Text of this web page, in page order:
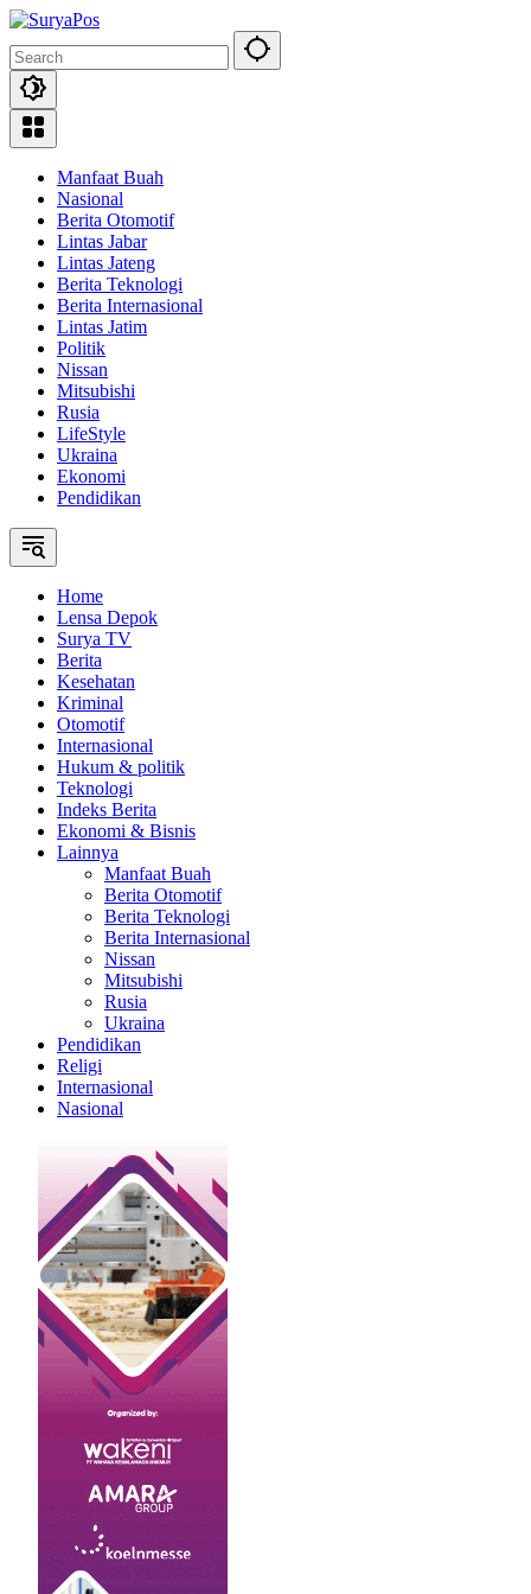
Skip
content
Manfaat Buah
Nasional
Berita Otomotif
Lintas Jabar
Lintas Jateng
Berita Teknologi
Berita Internasional
Lintas Jatim
Politik
Nissan
Mitsubishi
Rusia
LifeStyle
Ukraina
Ekonomi
Pendidikan
Home
Lensa Depok
Surya TV
Berita
Kesehatan
Kriminal
Otomotif
Internasional
Hukum & politik
Teknologi
Indeks Berita
Ekonomi & Bisnis
Lainnya
Manfaat Buah
Berita Otomotif
Berita Teknologi
Berita Internasional
Nissan
Mitsubishi
Rusia
Ukraina
Pendidikan
Religi
Internasional
Nasional